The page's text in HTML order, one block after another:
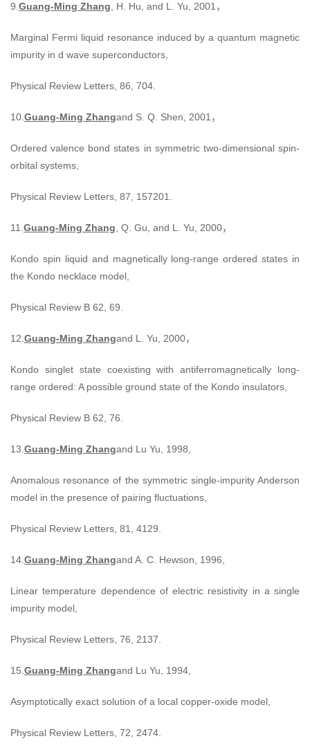
9. Guang-Ming Zhang , H. Hu, and L. Yu, 2001，
Marginal Fermi liquid resonance induced by a quantum magnetic
impurity in d wave superconductors,
Physical Review Letters, 86, 704.
10. Guang-Ming Zhangand S. Q. Shen, 2001，
Ordered valence bond states in symmetric two-dimensional spin-
orbital systems,
Physical Review Letters, 87, 157201.
11. Guang-Ming Zhang , Q. Gu, and L. Yu, 2000，
Kondo spin liquid and magnetically long-range ordered states in
the Kondo necklace model,
Physical Review B 62, 69.
12. Guang-Ming Zhangand L. Yu, 2000，
Kondo singlet state coexisting with antiferromagnetically long-
range ordered: A possible ground state of the Kondo insulators,
Physical Review B 62, 76.
13. Guang-Ming Zhangand Lu Yu, 1998,
Anomalous resonance of the symmetric single-impurity Anderson
model in the presence of pairing fluctuations,
Physical Review Letters, 81, 4129.
14. Guang-Ming Zhangand A. C. Hewson, 1996,
Linear temperature dependence of electric resistivity in a single
impurity model,
Physical Review Letters, 76, 2137.
15. Guang-Ming Zhangand Lu Yu, 1994,
Asymptotically exact solution of a local copper-oxide model,
Physical Review Letters, 72, 2474.